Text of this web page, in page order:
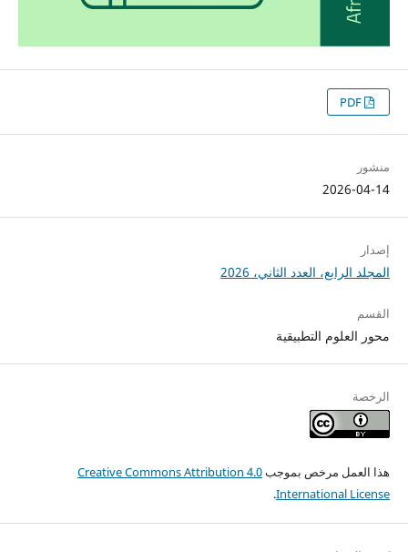
PDF
منشور
2026-04-14
إصدار
المجلد الرابع، العدد الثاني، 2026
القسم
محور العلوم التطبيقية
الرخصة
هذا العمل مرخص بموجبCreative Commons Attribution 4.0
International License
.